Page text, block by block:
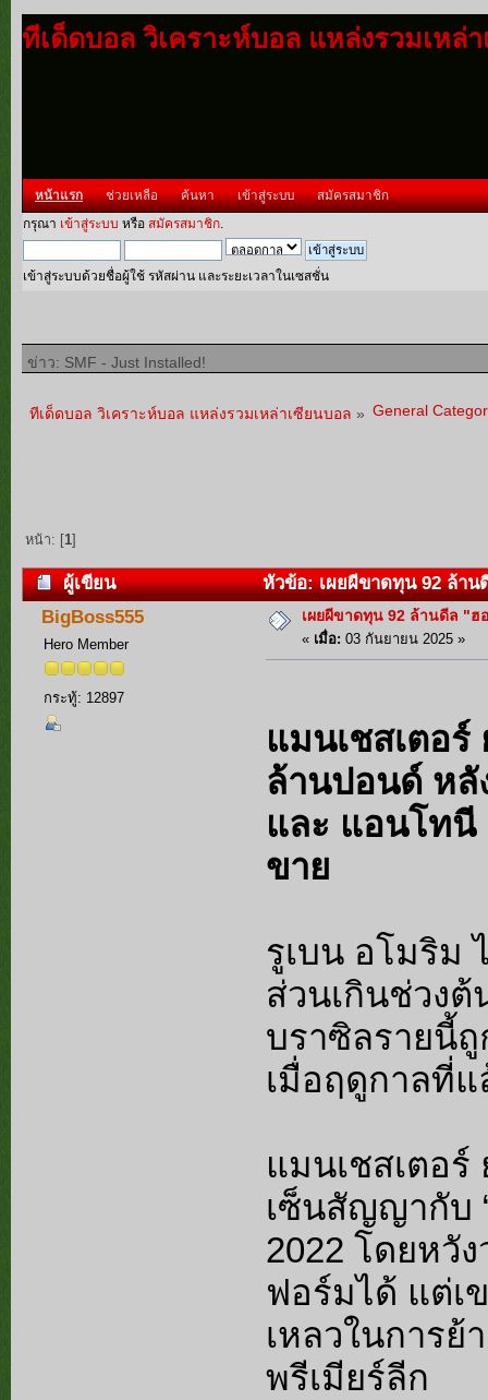
ทีเด็ดบอล วิเคราะห์บอล แหล่งรวมเหล่
หน้าแรก ช่วยเหลือ ค้นหา เข้าสู่ระบบ สมัครสมาชิก
กรุณา เข้าสู่ระบบ หรือ สมัครสมาชิก.
เข้าสู่ระบบด้วยชื่อผู้ใช้ รหัสผ่าน และระยะเวลาในเซสชั่น
ข่าว: SMF - Just Installed!
ทีเด็ดบอล วิเคราะห์บอล แหล่งรวมเหล่าเซียนบอล » General
หน้า: [ 1]
ผู้เขียน
หัวข้อ: เผยผีขาดทุน 92 ล้า
BigBoss555
Hero Member
กระทู้: 12897
เผยผีขาดทุน 92 ล้านดีล "
« เมื่อ: 03 กันยายน 2025 »
แมนเชสเตอ
ล้านปอนด์ หลั
และ แอนโทนี
ขาย
รูเบน อโมริม
ส่วนเกินช่วง
บราซิลรายนี้
เมื่อฤดูกาลที่แ
แมนเชสเตอร์
เซ็นสัญญากับ
2022 โดยหวั
ฟอร์มได้ แต่เ
เหลวในการ
พรีเมียร์ลีก